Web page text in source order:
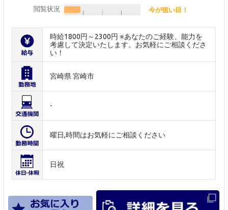
閲覧状況 今が狙い目！
時給1800円～2300円 ※あなたのご経験、能力を
考慮して決定いたします。お気軽にご相談くださ
い！
宮崎県 宮崎市
-
曜日,時間はお気軽にご相談ください
日祝